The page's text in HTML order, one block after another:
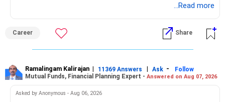
introduces Tally software in accounting and finance sector.
it will vanish from market. Only those get vanished
completely who rejected to learn Tally and work on it. The
same is here now. AI is covering almost every career and
will say it will replace. So continuous learning is the key to
success. We have to mount the technology so that we can
work to develop tools which will make our life ease.
...Read more
Career Share
Ramalingam Kalirajan | 11369 Answers | Ask -
Follow
Mutual Funds, Financial Planning Expert - Answered on Aug 07, 2026
Asked by Anonymous - Aug 06, 2026